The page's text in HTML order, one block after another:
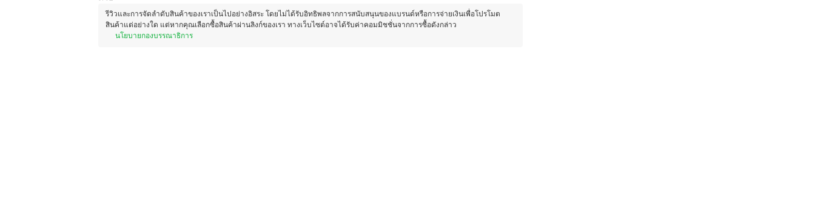
รีวิวและการจัดลำดับสินค้าของเราเป็นไปอย่างอิสระ โดยไม่ได้รับอิทธิพลจากการสนับสนุนของแบรนด์หรือการจ่ายเงินเพื่อโปรโมต
สินค้าแต่อย่างใด แต่หากคุณเลือกซื้อสินค้าผ่านลิงก์ของเรา ทางเว็บไซต์อาจได้รับค่าคอมมิชชั่นจากการซื้อดังกล่าว
นโยบายกองบรรณาธิการ